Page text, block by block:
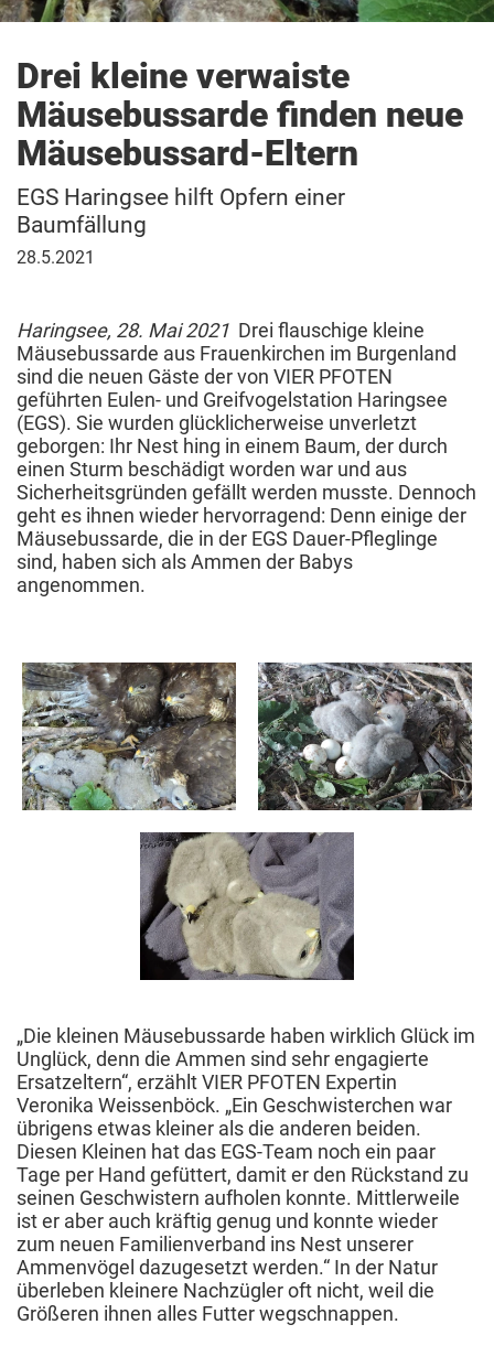
Drei kleine verwaiste
Mäusebussarde finden neue
Mäusebussard-Eltern
EGS Haringsee hilft Opfern einer
Baumfällung
28.
28.5.2021
Haringsee, 28. Mai 2021 Drei flauschige kleine
Mäusebussarde aus Frauenkirchen im Burgenland
sind die neuen Gäste der von VIER PFOTEN
geführten Eulen- und Greifvogelstation Haringsee
(EGS). Sie wurden glücklicherweise unverletzt
geborgen: Ihr Nest hing in einem Baum, der durch
einen Sturm beschädigt worden war und aus
Sicherheitsgründen gefällt werden musste. Dennoch
geht es ihnen wieder hervorragend: Denn einige der
Mäusebussarde, die in der EGS Dauer-Pfleglinge
sind, haben sich als Ammen der Babys
angenommen.
„Die kleinen Mäusebussarde haben wirklich Glück im
Unglück, denn die Ammen sind sehr engagierte
Ersatzeltern“, erzählt VIER PFOTEN Expertin
Veronika Weissenböck. „Ein Geschwisterchen war
übrigens etwas kleiner als die anderen beiden.
Diesen Kleinen hat das EGS-Team noch ein paar
Tage per Hand gefüttert, damit er den Rückstand zu
seinen Geschwistern aufholen konnte. Mittlerweile
ist er aber auch kräftig genug und konnte wieder
zum neuen Familienverband ins Nest unserer
Ammenvögel dazugesetzt werden.“ In der Natur
überleben kleinere Nachzügler oft nicht, weil die
Größeren ihnen alles Futter wegschnappen.